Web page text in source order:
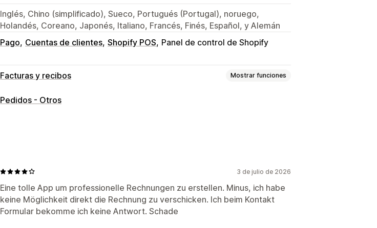
Inglés, Chino (simplificado), Sueco, Portugués (Portugal), noruego,
Holandés, Coreano, Japonés, Italiano, Francés, Finés, Español, y Alemán
Pago Cuentas de clientes Shopify POS Panel de control de Shopify
Facturas y recibos Mostrar funciones
Tipos de documentos
Color y fuente
Números de factura
Cálculo de impuestos Plantillas Códigos de barras Logos
Múltiples monedas Múltiples idiomas
Pedidos - Otros
3 de julio de 2026
Eine tolle App um professionelle Rechnungen zu erstellen. Minus, ich habe
keine Möglichkeit direkt die Rechnung zu verschicken. Ich beim Kontakt
Formular bekomme ich keine Antwort. Schade